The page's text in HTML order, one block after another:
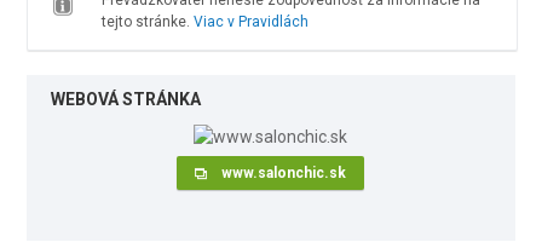
tejto stránke. Viac v Pravidlách
WEBOVÁ STRÁNKA
www.salonchic.sk